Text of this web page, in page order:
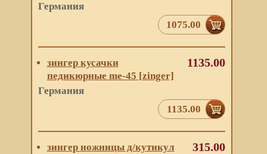
Германия
1075.00
зингер кусачки
педикюрные me-45 [zinger]
Германия
1135.00
1135.00
зингер ножницы д/кутикул
315.00